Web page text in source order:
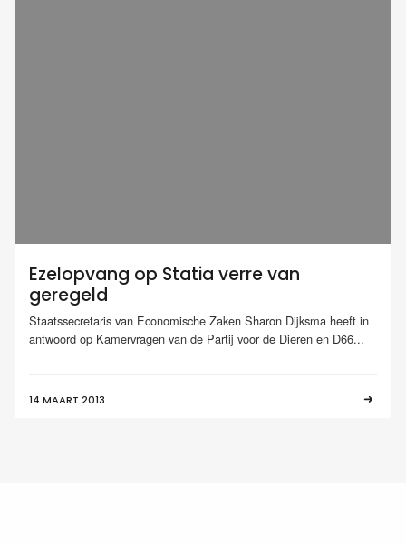
Ezelopvang op Statia verre van
geregeld
Staatssecretaris van Economische Zaken Sharon Dijksma heeft in
antwoord op Kamervragen van de Partij voor de Dieren en D66...
14 MAART 2013